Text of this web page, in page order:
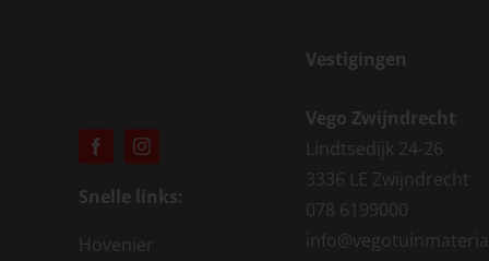
Snelle links:
Hovenier
Vestigingen
Vego Zwijndrecht
Lindtsedijk 24-26
3336 LE Zwijndrecht
078 6199000